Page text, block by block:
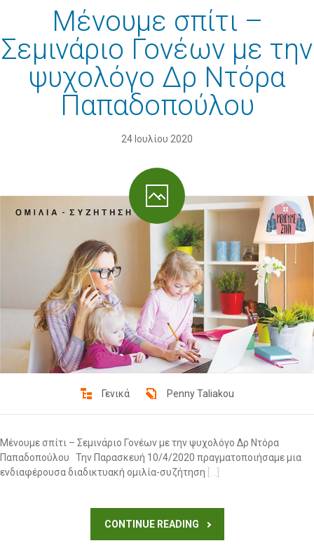
Μένουμε σπίτι –
Σεμινάριο Γονέων με την
ψυχολόγο Δρ Ντόρα
Παπαδοπούλου
24 Ιουλίου 2020
Γενικά Penny Taliakou
Μένουμε σπίτι – Σεμινάριο Γονέων με την ψυχολόγο Δρ Ντόρα
Παπαδοπούλου Την Παρασκευή 10/4/2020 πραγματοποιήσαμε μια
ενδιαφέρουσα διαδικτυακή ομιλία-συζήτηση
CONTINUE READING